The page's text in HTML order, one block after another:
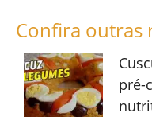
Confira outras
pré-